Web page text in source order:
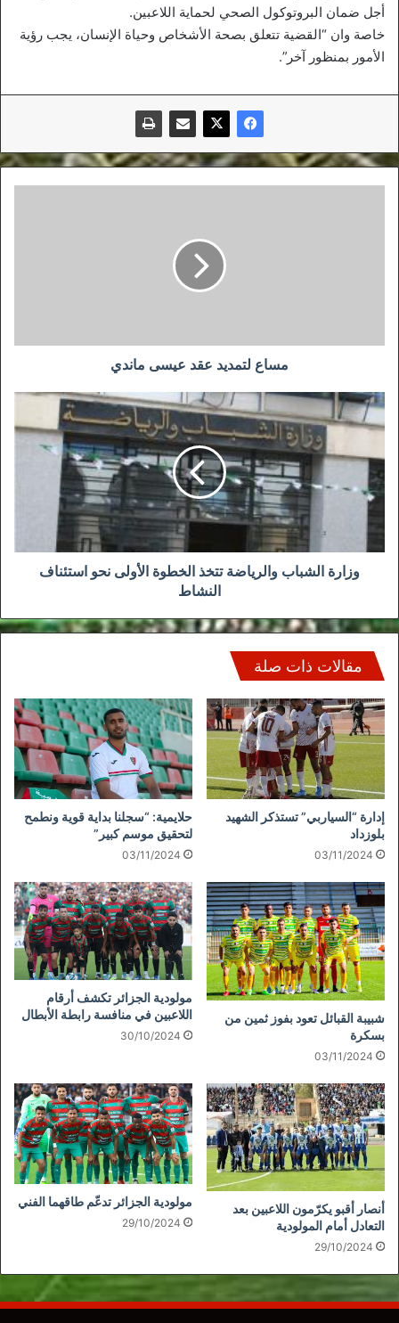
أجل ضمان البروتوكول الصحي لحماية اللاعبين.
خاصة وان “القضية تتعلق بصحة الأشخاص وحياة الإنسان، يجب رؤية
الأمور بمنظور آخر”.
مساع لتمديد عقد عيسى ماندي
وزارة
الشباب
تتخذ
الخطوة
الأولى
نحو
استئناف
النشاط
وزارة الشباب والرياضة تتخذ الخطوة الأولى نحو استئناف
النشاط
مقالات ذات صلة
إدارة “السياربي” تستذكر الشهيد
بلوزداد
03/11/2024
حلايمية: “سجلنا بداية قوية ونطمح
لتحقيق موسم كبير”
03/11/2024
شبيبة القبائل تعود بفوز ثمين من
بسكرة
03/11/2024
مولودية الجزائر تكشف أرقام
اللاعبين في منافسة رابطة الأبطال
30/10/2024
أنصار أقبو يكرّمون اللاعبين بعد
التعادل أمام المولودية
29/10/2024
مولودية الجزائر تدعّم طاقهما الفني
29/10/2024